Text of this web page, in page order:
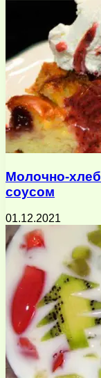
Молочно-
соусом
01.12.2021